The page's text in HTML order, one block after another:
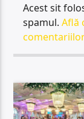
Acest sit
spamul.Află